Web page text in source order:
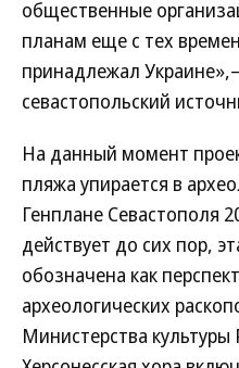
общественные
планам еще с тех
принадлежал
севастопольский
На данный момент
пляжа упирается в
Генплане Севастополя
действует до сих пор,
обозначена как
археологических
Министерства